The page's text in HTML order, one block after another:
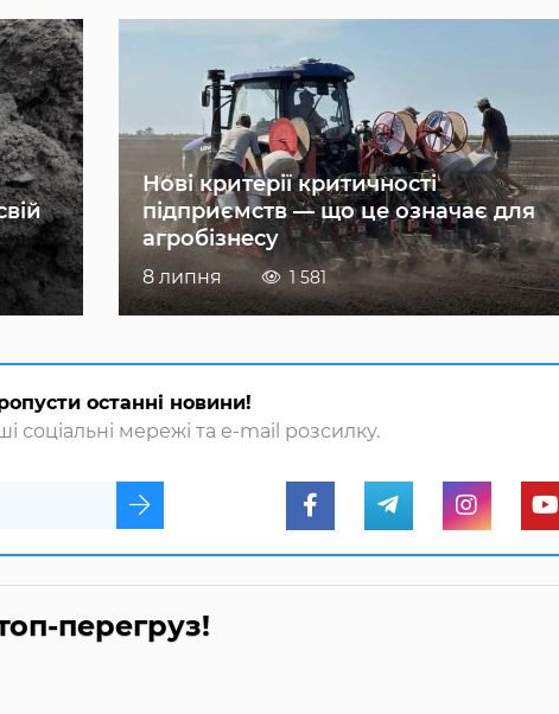
Нові критерії критичності
підприємств — що це означає для
агробізнесу
8 липня 1 581
останні новини!
соціальні мережі та e-mail розсилку.
перегруз!